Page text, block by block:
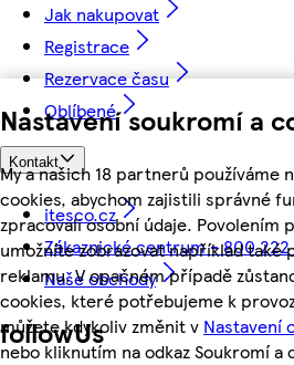
Nastavení soukromí a
My a našich 18 partnerů používáme
cookies, abychom zajistili správné
zpracovali osobní údaje. Povolením
umožníte zobrazovat například také
reklamu. V opačném případě
cookies, které potřebujeme k
můžete kdykoliv změnit v Nastavení
nebo kliknutím na odkaz Soukromí
Jak nakupovat
Registrace
Rezervace času
Oblíbené
Kontakt
itesco.cz
Zákaznické centrum - 800 222
Naše obchody
followUs